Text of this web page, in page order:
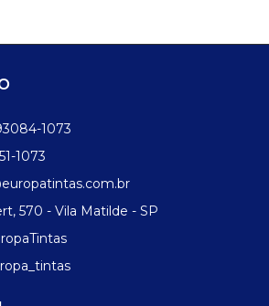
1073
1073
570 - Vila Matilde - SP